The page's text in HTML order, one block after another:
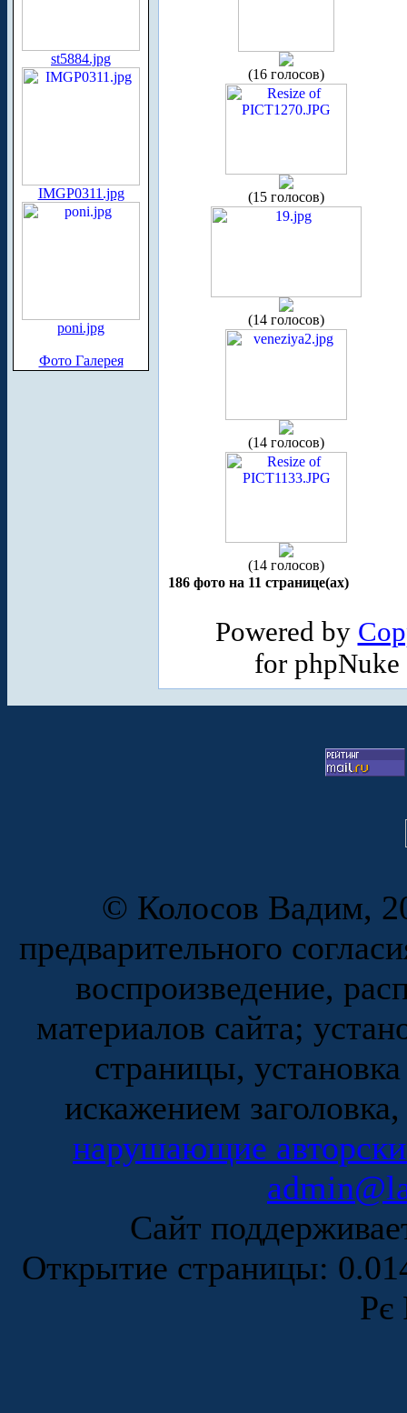
st5884.jpg
IMGP0311.jpg
poni.jpg
Фото Галерея
(16 голосов)
(15 голосов)
(14 голосов)
(14 голосов)
(14 голосов)
186 фото на 11 странице(ах)
Powered by
for
© Колосов Вадим,
предварительного
воспроизведение,
материалов сайта;
страницы,
искажением
нарушающие
Сайт
Открытие страницы:
Рє